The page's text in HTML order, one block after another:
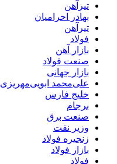
تیرآهن
بهادر احرامیان
تیرآهن
فولاد
بازار آهن
صنعت فولاد
بازار جهانی
علی‌محمد ابویی‌مهریزی
خلیج فارس
برجام
صنعت برق
وزیر نفت
زنجیره فولاد
بازار فولاد
فولاد